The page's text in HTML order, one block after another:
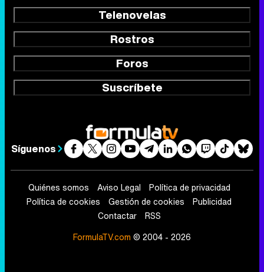
Telenovelas
Rostros
Foros
Suscríbete
Síguenos
Quiénes somos Aviso Legal
Política de privacidad
Política de cookies
Gestión de cookies
Publicidad
Contactar
RSS
FormulaTV.com © 2004 - 2026